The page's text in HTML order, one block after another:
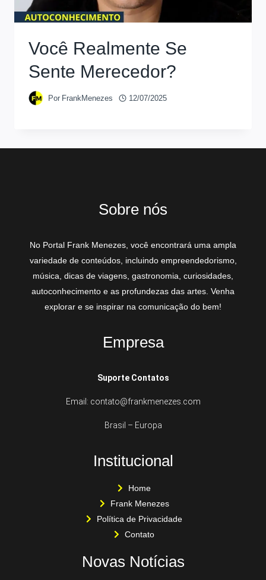
Você Realmente Se
Sente Merecedor?
Por FrankMenezes 12/07/2025
Sobre nós
No Portal Frank Menezes, você encontrará uma ampla
variedade de conteúdos, incluindo empreendedorismo,
música, dicas de viagens, gastronomia, curiosidades,
autoconhecimento e as profundezas das artes. Venha
explorar e se inspirar na comunicação do bem!
Empresa
Suporte Contatos
Email: contato@frankmenezes.com
Brasil – Europa
Institucional
Home
Frank Menezes
Política de Privacidade
Contato
Novas Notícias